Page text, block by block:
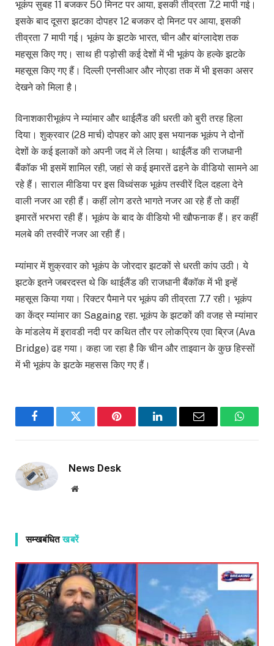
भूकंप सुबह 11 बजकर 50 मिनट पर आया, इसकी तीव्रता 7.2 मापी गई।
इसके बाद दूसरा झटका दोपहर 12 बजकर दो मिनट पर आया, इसकी
तीव्रता 7 मापी गई। भूकंप के झटके भारत, चीन और बांग्लादेश तक
महसूस किए गए। साथ ही पड़ोसी कई देशों में भी भूकंप के हल्के झटके
महसूस किए गए हैं। दिल्ली एनसीआर और नोएडा तक में भी इसका असर
देखने को मिला है।
विनाशकारीभूकंप ने म्यांमार और थाईलैंड की धरती को बुरी तरह हिला
दिया। शुक्रवार (28 मार्च) दोपहर को आए इस भयानक भूकंप ने दोनों
देशों के कई इलाकों को अपनी जद में ले लिया। थाईलैंड की राजधानी
बैंकॉक भी इसमें शामिल रही, जहां से कई इमारतें ढहने के वीडियो सामने आ
रहे हैं। साराल मीडिया पर इस विध्वंसक भूकंप तस्वीरें दिल दहला देने
वाली नजर आ रही हैं। कहीं लोग डरते भागते नजर आ रहे हैं तो कहीं
इमारतें भरभरा रही हैं। भूकंप के बाद के वीडियो भी खौफनाक हैं। हर कहीं
मलबे की तस्वीरें नजर आ रही हैं।
म्यांमार में शुक्रवार को भूकंप के जोरदार झटकों से धरती कांप उठी। ये
झटके इतने जबरदस्त थे कि थाईलैंड की राजधानी बैंकॉक में भी इन्हें
महसूस किया गया। रिक्टर पैमाने पर भूकंप की तीव्रता 7.7 रही। भूकंप
का केंद्र म्यांमार का Sagaing रहा. भूकंप के झटकों की वजह से म्यांमार
के मांडलेय में इरावडी नदी पर कथित तौर पर लोकप्रिय एवा ब्रिज (Ava
Bridge) ढह गया। कहा जा रहा है कि चीन और ताइवान के कुछ हिस्सों
में भी भूकंप के झटके महसस किए गए हैं।
FacebookTwitter Pinterest LinkedInEmail
News Desk
Website
सम्खबंधितखबरें